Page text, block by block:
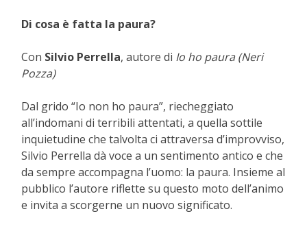
Di cosa è fatta la paura?
Con Silvio Perrella, autore di Io ho paura (Neri
Pozza)
Dal grido “Io non ho paura”, riecheggiato
all’indomani di terribili attentati, a quella sottile
inquietudine che talvolta ci attraversa d’improvviso,
Silvio Perrella dà voce a un sentimento antico e che
da sempre accompagna l’uomo: la paura. Insieme al
pubblico l’autore riflette su questo moto dell’animo
e invita a scorgerne un nuovo significato.